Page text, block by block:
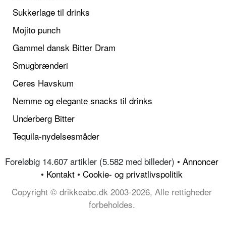
Sukkerlage til drinks
Mojito punch
Gammel dansk Bitter Dram
Smugbrænderi
Ceres Havskum
Nemme og elegante snacks til drinks
Underberg Bitter
Tequila-nydelsesmåder
Foreløbig 14.607 artikler (5.582 med billeder) • Annoncer
• Kontakt • Cookie- og privatlivspolitik
Copyright © drikkeabc.dk 2003-2026, Alle rettigheder
forbeholdes.